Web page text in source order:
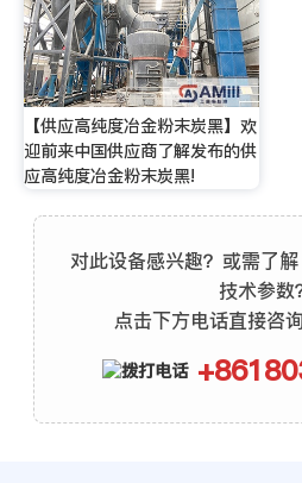
【供应高纯度冶金粉末炭黑】欢
迎前来中国供应商了解发布的供
应高纯度冶金粉末炭黑!
对此设备感兴趣？或需了
技术参数
点击下方电话直接咨